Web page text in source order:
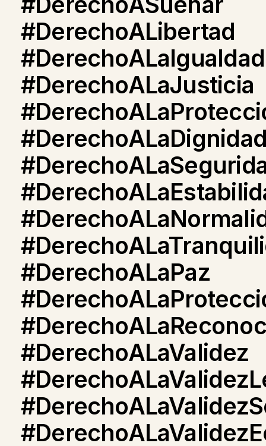
#DerechoALibertad
#DerechoALaIgualdad
#DerechoALaJusticia
#DerechoALaPaz
#DerechoALaValidez